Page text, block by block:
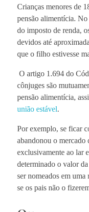
Crianças menores de
pensão alimentícia.
do imposto de renda,
devidos até
que o filho estivesse
O artigo 1.694 do
cônjuges são
pensão alimentícia,
união estável.
Por exemplo, se ficar
abandonou o mercado
exclusivamente ao lar
determinado o valor
ser nomeados em
se os pais não o